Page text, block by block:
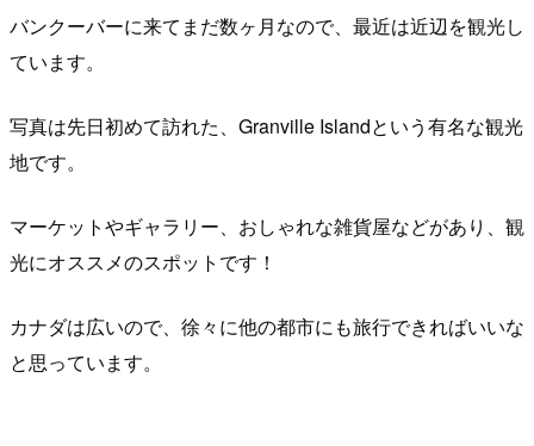
バンクーバーに来てまだ数ヶ月なので、最近は近辺を観光し
ています。
写真は先日初めて訪れた、Granville Islandという有名な観光
地です。
マーケットやギャラリー、おしゃれな雑貨屋などがあり、観
光にオススメのスポットです！
カナダは広いので、徐々に他の都市にも旅行できればいいな
と思っています。